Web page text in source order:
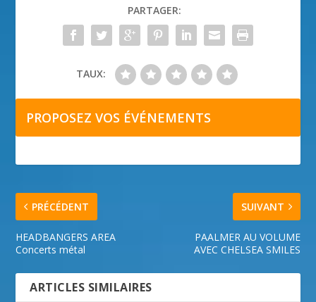
PARTAGER:
TAUX:
PROPOSEZ VOS ÉVÉNEMENTS
PRÉCÉDENT
HEADBANGERS AREA
Concerts métal
SUIVANT
PAALMER AU VOLUME
AVEC CHELSEA SMILES
ARTICLES SIMILAIRES